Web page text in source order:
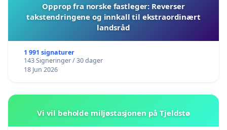
Opprop fra norske fastleger: Reverser
takstendringene og innkall til ekstraordinært
landsråd
1 991 signaturer
143 Signeringer / 30 dager
18 Jun 2026
Vi vil beholde miljøstasjonen på Tjeldstø